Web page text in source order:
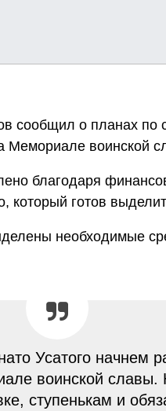
сообщил о планах по
Мемориале воинской
благодаря
который готов
необходимые
Усатого начнем
воинской славы.
ступенькам и